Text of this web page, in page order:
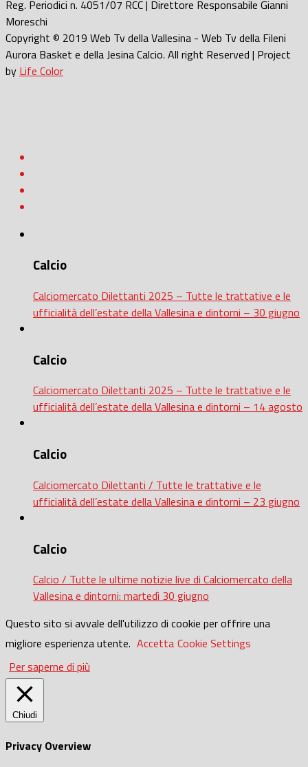
Reg. Periodici n. 4051/07 RCC | Direttore Responsabile Gianni
Moreschi
Copyright © 2019 Web Tv della Vallesina - Web Tv della Fileni
Aurora Basket e della Jesina Calcio. All right Reserved | Project
by Life Color
Calcio
Calciomercato Dilettanti 2025 – Tutte le trattative e le
ufficialità dell’estate della Vallesina e dintorni – 30 giugno
Calcio
Calciomercato Dilettanti 2025 – Tutte le trattative e le
ufficialità dell’estate della Vallesina e dintorni – 14 agosto
Calcio
Calciomercato Dilettanti / Tutte le trattative e le
ufficialità dell’estate della Vallesina e dintorni – 23 giugno
Calcio
Calcio / Tutte le ultime notizie live di Calciomercato della
Vallesina e dintorni: martedì 30 giugno
Questo sito si avvale dell'utilizzo di cookie per offrire una
migliore esperienza utente. Accetta Cookie Settings
Per saperne di più
Chiudi
Privacy Overview